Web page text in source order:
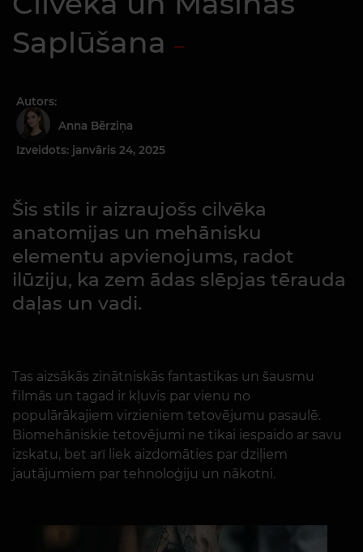
Saplūšana
Autors:
Anna Bērziņa
Izveidots: janvāris 24, 2025
Šis stils ir aizraujošs cilvēka
anatomijas un mehānisku
elementu apvienojums, radot
ilūziju, ka zem ādas slēpjas tērauda
daļas un vadi.
Tas aizsākās zinātniskās fantastikas un šausmu
filmās un tagad ir kļuvis par vienu no
populārākajiem virzieniem tetovējumu pasaulē.
Biomehāniskie tetovējumi ne tikai iespaido ar savu
izskatu, bet arī liek aizdomāties par dziļiem
jautājumiem par tehnoloģiju un nākotni.